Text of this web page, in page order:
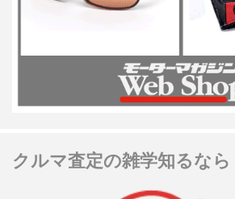
クルマ査定の雑学知るなら